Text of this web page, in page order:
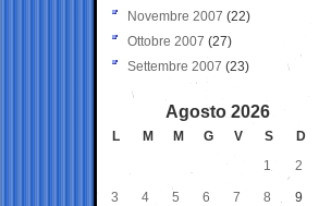
Novembre 2007 (22)
Ottobre 2007 (27)
Settembre 2007 (23)
Agosto 2026
L M M G V S
D
1
2
3 4 5 6 7 8 9